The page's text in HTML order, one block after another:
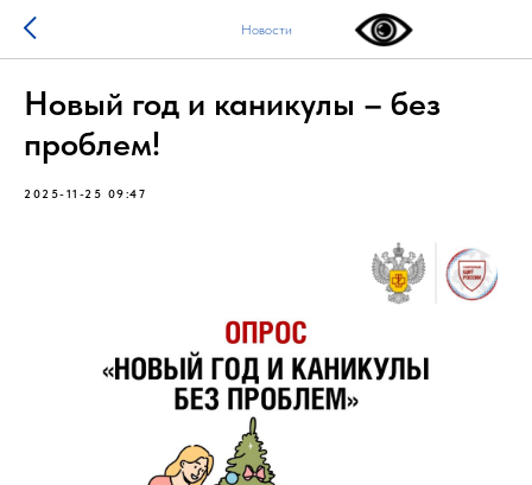
Новости
Новый год и каникулы – без
проблем!
2025-11-25 09:47